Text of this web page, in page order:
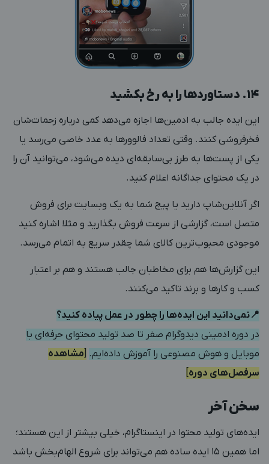
۱۴. دستاوردها را به رخ بکشید
این ایده جالب به ادمین‌ها اجازه می‌دهد کمی درباره زحمات‌شان
فخرفروشی کنند. وقتی تعداد فالوورها به عدد خاصی می‌رسد یا
یکی از پست‌ها به طرز بی‌سابقه‌ای دیده می‌شود، می‌توانید آن را
در یک محتوای جداگانه اعلام کنید.
اگر آنلاین‌شاپ دارید یا پیج شما به یک وبسایت برای فروش
متصل است، گزارشی از سرعت فروش بگذارید و مثلا اشاره کنید
موجودی محبوب‌ترین کالای شما چقدر سریع به اتمام می‌رسد.
این گزارش‌ها هم برای مخاطبان جالب هستند و هم بر اعتبار
کسب و کارها و برند تاکید می‌‌کنند.
📍نمی‌دانید این ایده‌ها را چطور در عمل پیاده کنید؟
در دوره ادمینی دیدوگرام صفر تا صد تولید محتوای حرفه‌ای با
موبایل و هوش مصنوعی را آموزش داده‌ایم. مشاهده
سرفصل‌های دوره
سخن آخر
ایده‌های تولید محتوا در اینستاگرام، خیلی بیشتر از این هستند؛
اما همین ۱۵ ایده ساده هم می‌تواند برای شروع الهام‌بخش باشد